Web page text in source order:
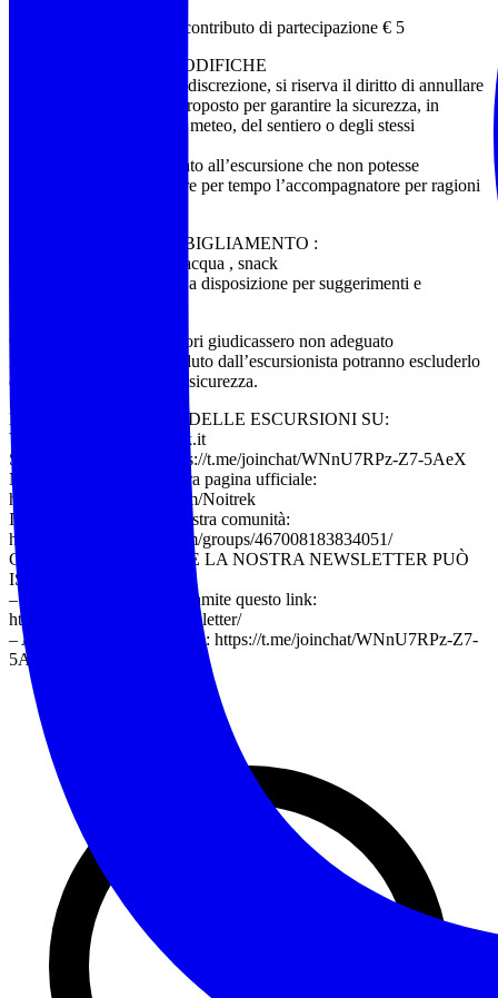
Minorenni €. 5 tessera + contributo di partecipazione € 5
ANNULLAMENTO/MODIFICHE
L’accompagnatore, a sua discrezione, si riserva il diritto di annullare
o modificare l’itinerario proposto per garantire la sicurezza, in
funzione delle condizioni meteo, del sentiero o degli stessi
Il partecipante già prenotato all’escursione che non potesse
partecipare, dovrà avvisare per tempo l’accompagnatore per ragioni
COSA PORTARE e ABBIGLIAMENTO :
Abbigliamento comodo, acqua , snack
Gli accompagnatori sono a disposizione per suggerimenti e
Qualora gli accompagnatori giudicassero non adeguato
l’equipaggiamento posseduto dall’escursionista potranno escluderlo
dall’attività per ragioni di sicurezza.
ELENCO COMPLETO DELLE ESCURSIONI SU:
Visita il sito: www.noitrek.it
Seguici su Telegram: https://t.me/joinchat/WNnU7RPz-Z7-5AeX
Metti “mi piace” alla nostra pagina ufficiale:
https://www.facebook.com/Noitrek
Iscriviti al gruppo della nostra comunità:
https://www.facebook.com/groups/467008183834051/
CHI VUOLE RICEVERE LA NOSTRA NEWSLETTER PUÒ
ISCRIVERSI:
– Alla nostra mailing list tramite questo link:
https://www.noitrek.it/newsletter/
– Al nostro canale Telegram: https://t.me/joinchat/WNnU7RPz-Z7-
5AeX